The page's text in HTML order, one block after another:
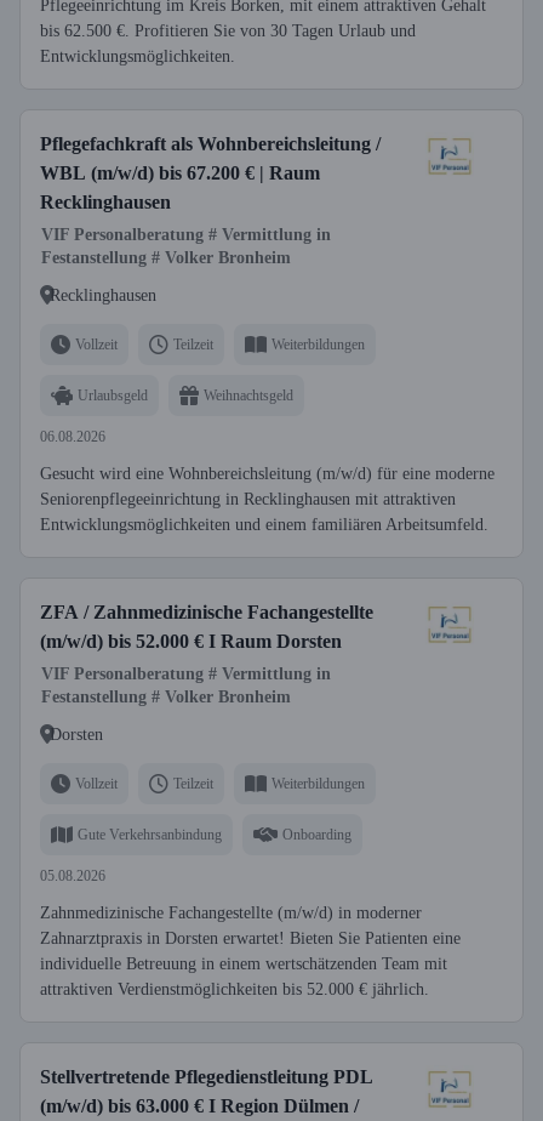
Pflegeeinrichtung im Kreis Borken, mit einem attraktiven Gehalt
bis 62.500 €. Profitieren Sie von 30 Tagen Urlaub und
Entwicklungsmöglichkeiten.
Pflegefachkraft als Wohnbereichsleitung /
WBL (m/w/d) bis 67.200 € | Raum
Recklinghausen
VIF Personalberatung # Vermittlung in
Festanstellung # Volker Bronheim
Recklinghausen
Vollzeit Teilzeit Weiterbildungen
Urlaubsgeld Weihnachtsgeld
06.08.2026
Gesucht wird eine Wohnbereichsleitung (m/w/d) für eine moderne
Seniorenpflegeeinrichtung in Recklinghausen mit attraktiven
Entwicklungsmöglichkeiten und einem familiären Arbeitsumfeld.
ZFA / Zahnmedizinische Fachangestellte
(m/w/d) bis 52.000 € I Raum Dorsten
VIF Personalberatung # Vermittlung in
Festanstellung # Volker Bronheim
Dorsten
Vollzeit Teilzeit Weiterbildungen
Gute Verkehrsanbindung Onboarding
05.08.2026
Zahnmedizinische Fachangestellte (m/w/d) in moderner
Zahnarztpraxis in Dorsten erwartet! Bieten Sie Patienten eine
individuelle Betreuung in einem wertschätzenden Team mit
attraktiven Verdienstmöglichkeiten bis 52.000 € jährlich.
Stellvertretende Pflegedienstleitung PDL
(m/w/d) bis 63.000 € I Region Dülmen /